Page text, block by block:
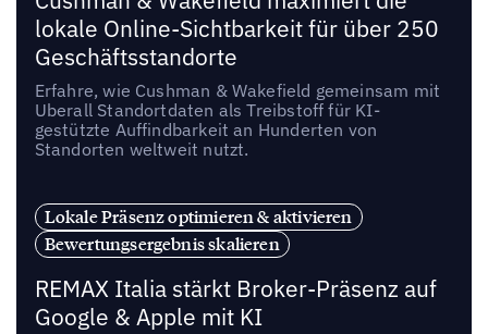
lokale Online-Sichtbarkeit für über 250
Geschäftsstandorte
Erfahre, wie Cushman & Wakefield gemeinsam mit
Uberall Standortdaten als Treibstoff für KI-
gestützte Auffindbarkeit an Hunderten von
Standorten weltweit nutzt.
Lokale Präsenz optimieren & aktivieren
Bewertungsergebnis skalieren
REMAX Italia stärkt Broker-Präsenz auf
Google & Apple mit KI